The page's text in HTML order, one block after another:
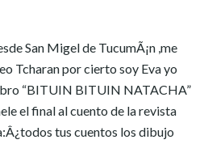
San Migel de TucumÃ¡n ,me
Tcharan por cierto soy Eva yo
“BITUIN BITUIN NATACHA”
el final al cuento de la revista
tus cuentos los dibujo